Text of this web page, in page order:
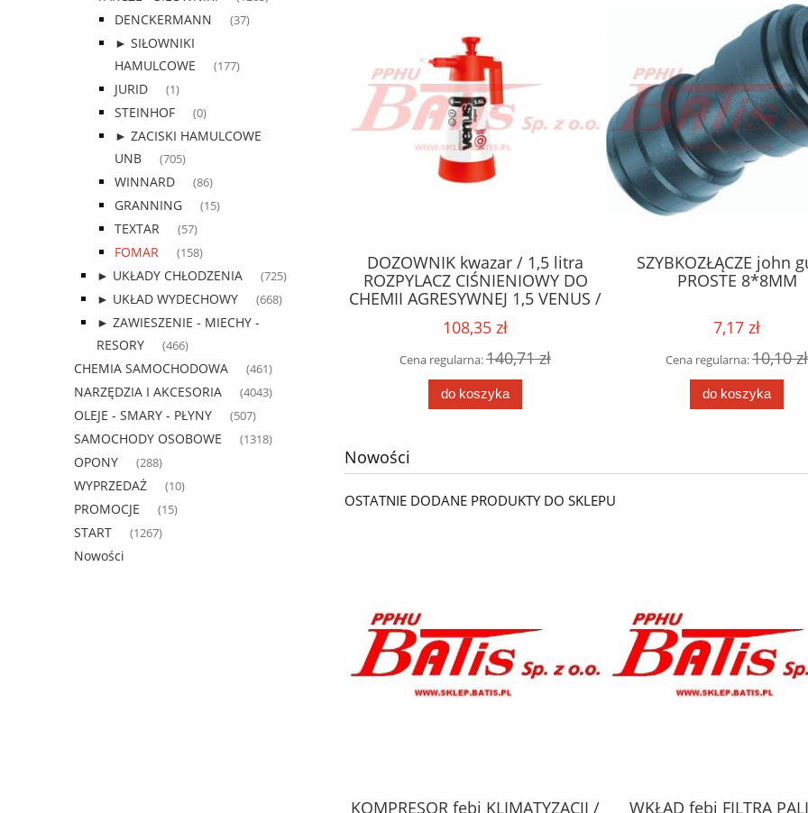
DENCKERMANN (37)
► SIŁOWNIKI
HAMULCOWE
(177)
JURID (1)
STEINHOF (0)
► ZACISKI HAMULCOWE
UNB
(705)
WINNARD (86)
GRANNING (15)
TEXTAR (57)
FOMAR (158)
► UKŁADY CHŁODZENIA (725)
► UKŁAD WYDECHOWY (668)
► ZAWIESZENIE - MIECHY -
RESORY
(466)
CHEMIA SAMOCHODOWA (461)
NARZĘDZIA I AKCESORIA (4043)
OLEJE - SMARY - PŁYNY (507)
SAMOCHODY OSOBOWE (1318)
OPONY (288)
WYPRZEDAŻ (10)
PROMOCJE (15)
START (1267)
Nowości
OLEJ shell / 209 litrów 10W40
RIMULA R5 E / opakowanie 209L /
sprzedajemy na litry /
19,08 zł
do koszyka
DOZOWNIK kwazar / 1,5 litra
ROZPYLACZ CIŚNIENIOWY DO
CHEMII AGRESYWNEJ 1,5 VENUS /
czerwony / do substancji
kwasowych /
108,35 zł
Cena regularna:140,71 zł
do koszyka
SZYBKOZŁĄCZE john
PROSTE 8*8MM
7,17 zł
Cena regularna:10,10 zł
do koszyka
Nowości
OSTATNIE DODANE PRODUKTY DO SKLEPU
KOMPRESOR febi KLIMATYZACJI /
WKŁAD febi FILTRA